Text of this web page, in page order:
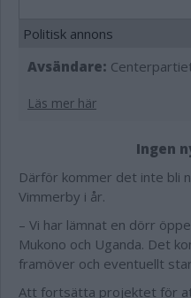
Politisk annons
Avsändare:
Läs mer här
Ingen
Därför kommer det inte bli
Vimmerby i år.
– Vi har lämnat en dörr
Mukono och Uganda. Det
framöver och eventuellt
Att fortsätta projektet för